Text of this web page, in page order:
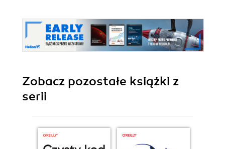
Zobacz pozostałe książki z
serii